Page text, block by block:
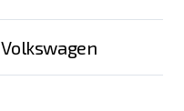
Volkswagen